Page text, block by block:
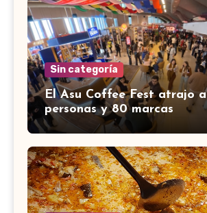
Sin categoría
El Asu Coffee Fest atrajo
personas y 80 marcas